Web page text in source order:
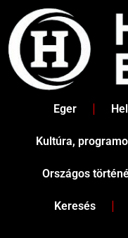
content
Eger
Kultúra,
Országos
Keresés